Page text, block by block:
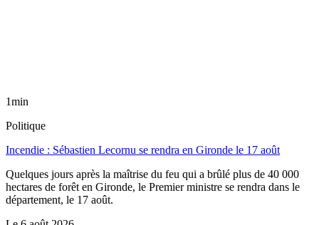
1min
Politique
Incendie : Sébastien Lecornu se rendra en Gironde le 17 août
Quelques jours après la maîtrise du feu qui a brûlé plus de 40 000
hectares de forêt en Gironde, le Premier ministre se rendra dans le
département, le 17 août.